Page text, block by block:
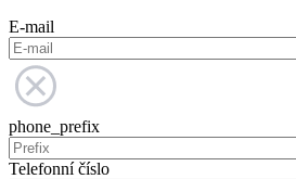
E-mail
phone_prefix
Telefonní číslo